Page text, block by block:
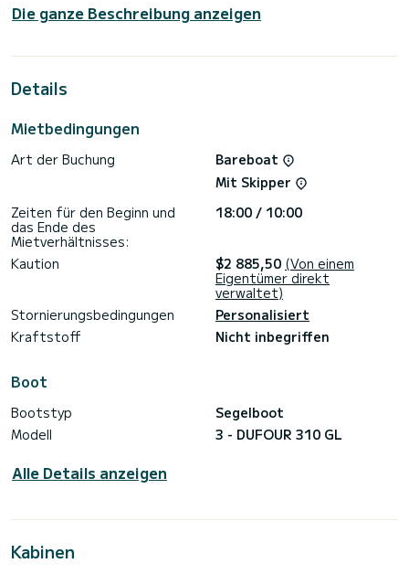
verbringen Sie mit Sicherheit einen tollen Tag oder eine tolle
Woche. Sie können mit bis zu Personen an Bord kommen.
Sie können uns Ihre Reservierungsanfrage auf SamBoat
Die ganze Beschreibung anzeigen
Details
Mietbedingungen
Art der Buchung
Bareboat
Mit Skipper
Zeiten für den Beginn und
das Ende des
Mietverhältnisses:
18:00 / 10:00
Kaution $2 885,50 (Von einem
Eigentümer direkt
verwaltet)
Stornierungsbedingungen
Personalisiert
Kraftstoff
Nicht inbegriffen
Boot
Bootstyp
Segelboot
Modell
3 - DUFOUR 310 GL
Alle Details anzeigen
Kabinen